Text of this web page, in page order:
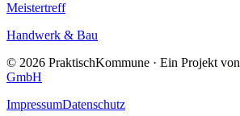
Meistertreff
Handwerk & Bau
© 2026 PraktischKommune · Ein Projekt von
GmbH
ImpressumDatenschutz